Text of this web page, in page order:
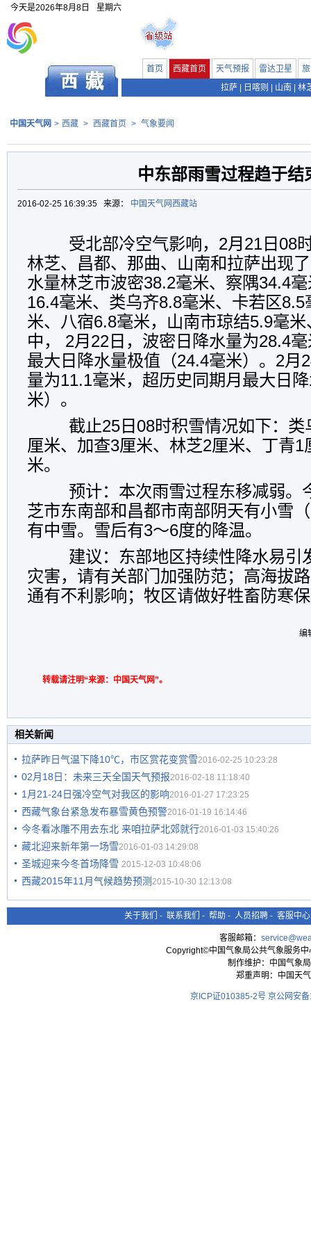
今天是2026年8月8日 星期六
首页 西藏首页 天气预报 雷达卫星
拉萨
日喀则 山南 林
中国天气网 > 西藏 > 西藏首页 > 气象要闻
中东部雨雪过程趋于结
2016-02-25 16:39:35 来源： 中国天气网西藏站
受北部冷空气影响，2月21日08
林芝、昌都、那曲、山南和拉萨出现
水量林芝市波密38.2毫米、察隅34.4
16.4毫米、类乌齐8.8毫米、卡若区
米、八宿6.8毫米，山南市琼结5.9毫
中， 2月22日，波密日降水量为28.4
最大日降水量极值（24.4毫米）。2月
量为11.1毫米，超历史同期月最大日
米）。
截止25日08时积雪情况如下：类
厘米、加查3厘米、林芝2厘米、丁青1
米。
预计：本次雨雪过程东移减弱。
芝市东南部和昌都市南部阴天有小雪
有中雪。雪后有3～6度的降温。
建议：东部地区持续性降水易引
灾害，请有关部门加强防范；高海拔
通有不利影响；牧区请做好牲畜防寒
编
转载请注明“来源：中国天气网”。
相关新闻
​拉萨昨日气温下降10℃，市区赏花变赏雪2016-02-25 10:23:28
02月18日：未来三天全国天气预报2016-02-18 11:18:40
1月21-24日强冷空气对我区的影响2016-01-27 17:23:25
西藏气象台紧急发布暴雪黄色预警2016-01-19 16:14:46
今冬看冰雕不用去东北 来咱拉萨北郊就行2016-01-03 15:40:26
藏北迎来新年第一场雪2016-01-03 14:29:08
圣城迎来今冬首场降雪 2015-12-03 10:48:06
西藏2015年11月气候趋势预测 2015-10-30 12:13:08
关于我们 - 联系我们 - 帮助 - 人员招聘 - 客服中心
客服邮箱：
Copyright©中国气象局公共气象服务
制作维护：中国气象
郑重声明：中国天
京ICP证010385-2号 京公网安